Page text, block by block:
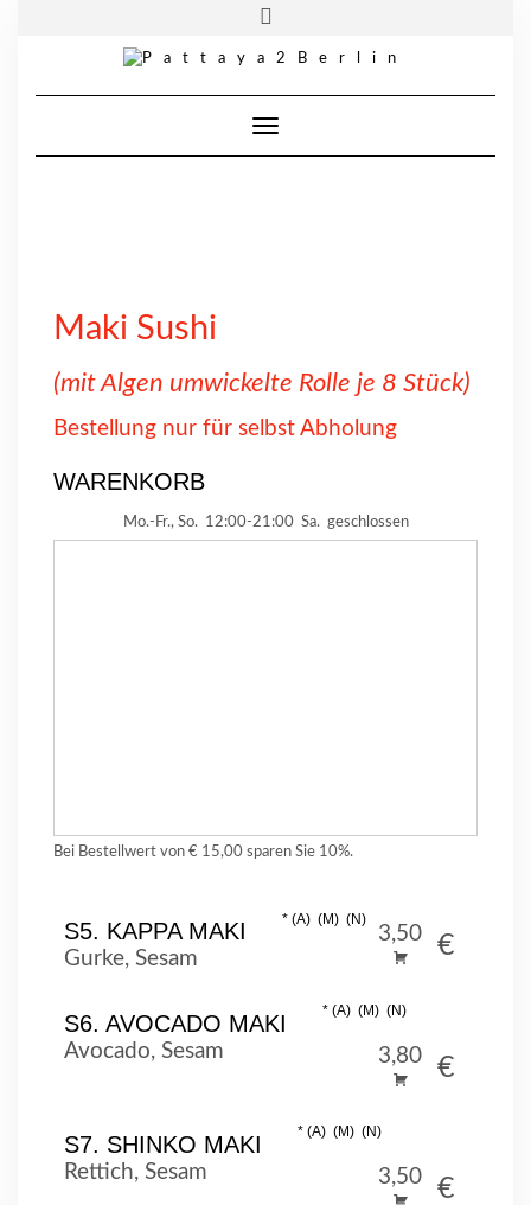
| Wiener Straße. 69 | 10999 Berlin
Toggle Navigation
Maki Sushi
(mit Algen umwickelte Rolle je 8 Stück)
Bestellung nur für selbst Abholung
WARENKORB
Mo.-Fr., So. 12:00-21:00 Sa. geschlossen
Bei Bestellwert von € 15,00 sparen Sie 10%.
S5. KAPPA MAKI A M N
3,50 €
Gurke, Sesam
S6. AVOCADO MAKI A M N
3,80 €
Avocado, Sesam
S7. SHINKO MAKI A M N
3,50 €
Rettich, Sesam